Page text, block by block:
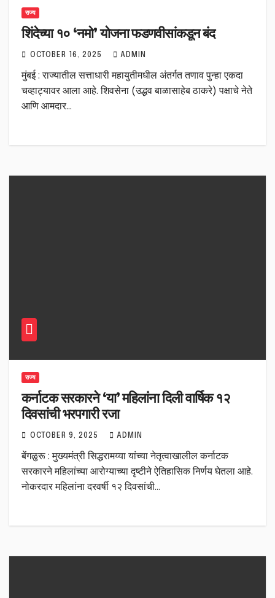
राज्य
शिंदेच्या १० ‘नमो’ योजना फडणवीसांकडून बंद
OCTOBER 16, 2025 ADMIN
मुंबई : राज्यातील सत्ताधारी महायुतीमधील अंतर्गत तणाव पुन्हा एकदा
चव्हाट्यावर आला आहे. शिवसेना (उद्धव बाळासाहेब ठाकरे) पक्षाचे नेते
आणि आमदार…
राज्य
कर्नाटक सरकारने ‘या’ महिलांना दिली वार्षिक १२
दिवसांची भरपगारी रजा
OCTOBER 9, 2025 ADMIN
बेंगळुरू : मुख्यमंत्री सिद्धरामय्या यांच्या नेतृत्वाखालील कर्नाटक
सरकारने महिलांच्या आरोग्याच्या दृष्टीने ऐतिहासिक निर्णय घेतला आहे.
नोकरदार महिलांना दरवर्षी १२ दिवसांची…